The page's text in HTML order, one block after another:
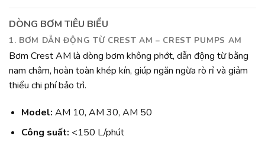
DÒNG BƠM TIÊU BIỂU
1. BƠM DẪN ĐỘNG TỪ CREST AM – CREST PUMPS AM
Bơm Crest AM là dòng bơm không phớt, dẫn động từ bằng
nam châm, hoàn toàn khép kín, giúp ngăn ngừa rò rỉ và giảm
thiểu chi phí bảo trì.
Model: AM 10, AM 30, AM 50
Công suất: <150 L/phút